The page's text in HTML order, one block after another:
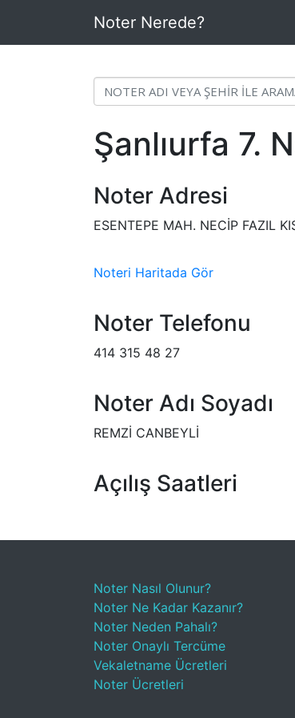
Noter Nerede?
Şanlıurfa 7.
Noter Adresi
ESENTEPE MAH. NECİP FAZIL
Noteri Haritada Gör
Noter Telefonu
414 315 48 27
Noter Adı Soyadı
REMZİ CANBEYLİ
Açılış Saatleri
Noter Nasıl Olunur?
Noter Ne Kadar Kazanır?
Noter Neden Pahalı?
Noter Onaylı Tercüme
Vekaletname Ücretleri
Noter Ücretleri